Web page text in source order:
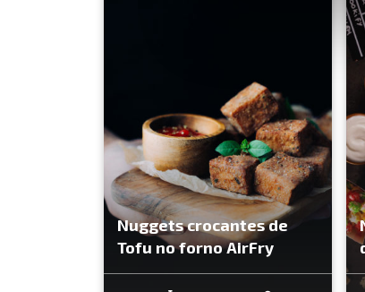
Nuggets crocantes de
Tofu no forno AirFry